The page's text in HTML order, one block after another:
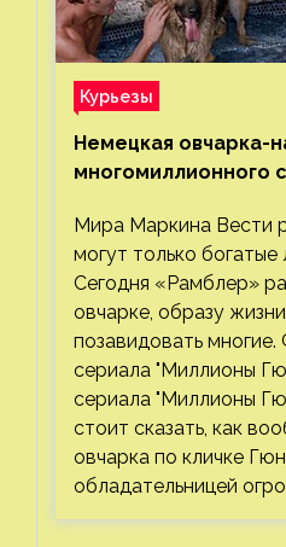
Курьезы
Немецкая овчарка-
многомиллионного
Мира Маркина Вести
могут только
Сегодня «Рамблер»
овчарке, образу
позавидовать
сериала "Миллионы
сериала "Миллионы
стоит сказать, как
овчарка по кличке
обладательницей